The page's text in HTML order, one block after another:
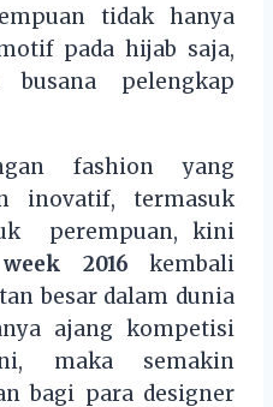
tidak hanya
pada hijab saja,
pelengkap
fashion yang
inovatif, termasuk
perempuan, kini
2016 kembali
besar dalam dunia
ajang kompetisi
maka semakin
bagi para designer